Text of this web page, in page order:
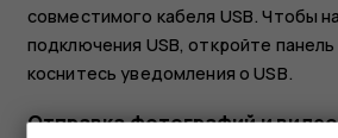
совместимого кабеля USB. Чтобы
подключения USB, откройте
коснитесь уведомления о USB.
Отправка фотографий и видео